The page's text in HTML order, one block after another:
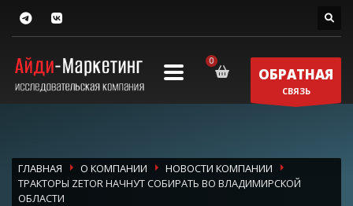
ОБРАТНАЯ
СВЯЗЬ
ГЛАВНАЯ О КОМПАНИИ
НОВОСТИ КОМПАНИИ
ТРАКТОРЫ ZETOR НАЧНУТ СОБИРАТЬ ВО ВЛАДИМИРСКОЙ
ОБЛАСТИ